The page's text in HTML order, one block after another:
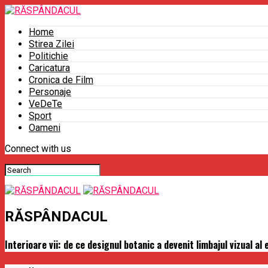
Home
Stirea Zilei
Politichie
Caricatura
Cronica de Film
Personaje
VeDeTe
Sport
Oameni
Connect with us
RĂSPÂNDACUL
Interioare vii: de ce designul botanic a devenit limbajul vizual al